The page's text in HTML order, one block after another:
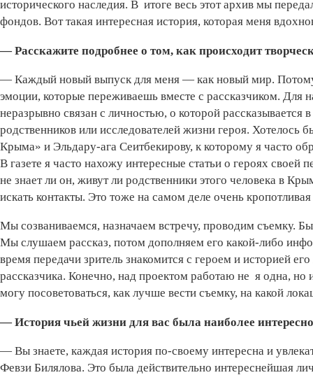
исторического наследия. В итоге весь этот архив мы
фондов. Вот такая интересная история, которая меня
— Расскажите подробнее о том, как происходит
— Каждый новый выпуск для меня — как новый мир. Потому
эмоции, которые переживаешь вместе с рассказчиком. Для
неразрывно связан с личностью, о которой
родственников или исследователей жизни героя. Хотелось
Крыма» и Эльдару-ага Сеитбекирову, к которому я часто
В газете я часто нахожу интересные статьи о героях
не знает ли он, живут ли родственники этого человека в
искать контакты. Это тоже на самом деле очень
Мы созваниваемся, назначаем встречу, проводим съемку.
Мы слушаем рассказ, потом дополняем его какой-либо
время передачи зритель знакомится с героем и историей
рассказчика. Конечно, над проектом работаю не я одна,
могу посоветоваться, как лучше вести съемку, на какой
— История чьей жизни для вас была наиболее
— Вы знаете, каждая история по-своему интересна и
Февзи Билялова. Это была действительно интереснейшая